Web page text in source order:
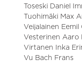
Toseski Daniel
Tuohimäki Max
Veijalainen Eemil
Vesterinen Aaro
Virtanen Inka
Vu Bach Frans